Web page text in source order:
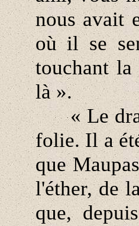
nous avait
où il se
touchant
là ».
« Le
folie. Il a
que
l'éther, de
que,